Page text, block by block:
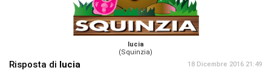
lucia
(Squinzia)
Risposta di lucia 18 Dicembre 2016 21:49